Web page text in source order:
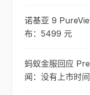
诺基亚 9
布：5499 元
蚂蚁金服回应
闻：没有上市时